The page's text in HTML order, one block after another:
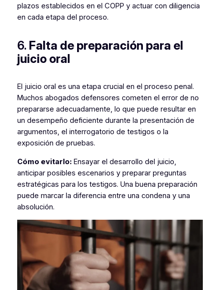
plazos establecidos en el COPP y actuar con diligencia
en cada etapa del proceso.
6. Falta de preparación para el
juicio oral
El juicio oral es una etapa crucial en el proceso penal.
Muchos abogados defensores cometen el error de no
prepararse adecuadamente, lo que puede resultar en
un desempeño deficiente durante la presentación de
argumentos, el interrogatorio de testigos o la
exposición de pruebas.
Cómo evitarlo:Ensayar el desarrollo del juicio,
anticipar posibles escenarios y preparar preguntas
estratégicas para los testigos. Una buena preparación
puede marcar la diferencia entre una condena y una
absolución.